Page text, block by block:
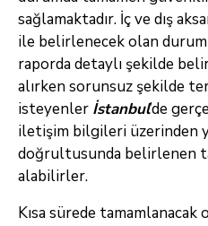
sağlamaktadır. İç ve dış
ile belirlenecek olan
raporda detaylı şekilde
alırken sorunsuz şekilde
isteyenler İstanbul’de
iletişim bilgileri üzerinden
doğrultusunda belirlenen
alabilirler.
Kısa sürede tamamlanacak